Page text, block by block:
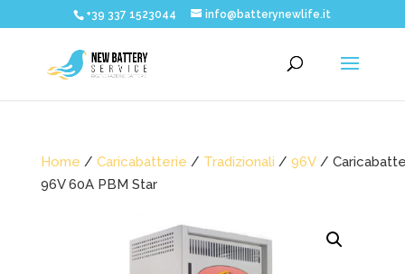
+39 337 1523044 info@batterynewlife.it
Home / Caricabatterie / Tradizionali / 96V/
96V 60A PBM Star